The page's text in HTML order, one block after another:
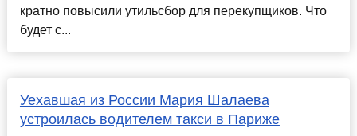
кратно повысили утильсбор для перекупщиков. Что
будет с...
Уехавшая из России Мария Шалаева
устроилась водителем такси в Париже